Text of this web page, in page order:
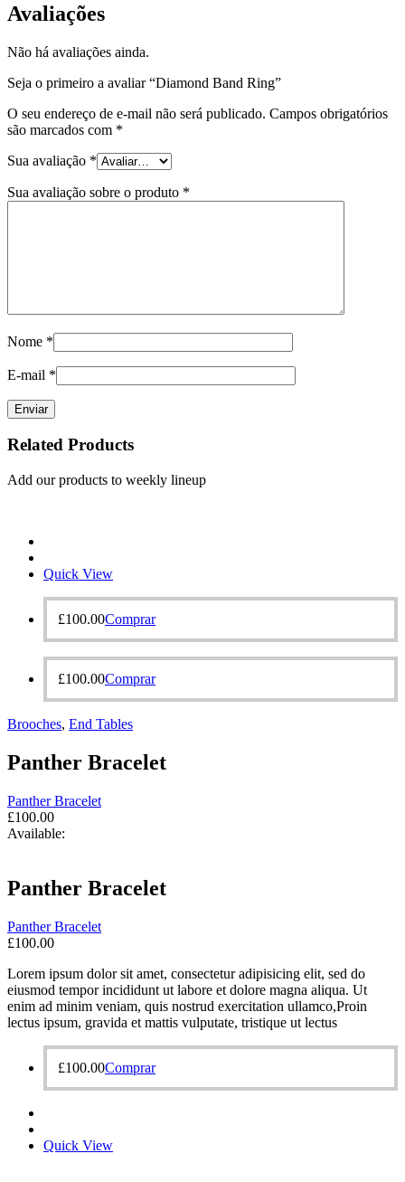
Avaliações
Não há avaliações ainda.
Seja o primeiro a avaliar “Diamond Band Ring”
O seu endereço de e-mail não será publicado. Campos obrigatórios
são marcados com *
Sua avaliação *
Sua avaliação sobre o produto *
Nome *
E-mail *
Related Products
Add our products to weekly lineup
Quick View
£100.00Comprar
£100.00Comprar
Brooches‎, End Tables
Panther Bracelet
Panther Bracelet
£100.00
Available:
Panther Bracelet
Panther Bracelet
£100.00
Lorem ipsum dolor sit amet, consectetur adipisicing elit, sed do
eiusmod tempor incididunt ut labore et dolore magna aliqua. Ut
enim ad minim veniam, quis nostrud exercitation ullamco,Proin
lectus ipsum, gravida et mattis vulputate, tristique ut lectus
£100.00Comprar
Quick View